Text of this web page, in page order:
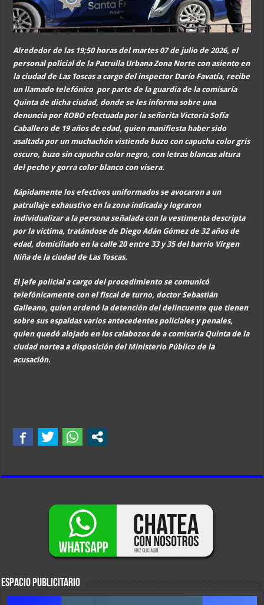
Alrededor de las 19;50 horas del martes 07 de julio de 2026, el
personal policial de la Patrulla Urbana Zona Norte con asiento en
la ciudad de Las Toscas a cargo del inspector Darío Favatía, recibe
un llamado telefónico por parte de la guardia de la comisaría
Quinta de dicha ciudad, donde se les informa sobre una
denuncia por ROBO efectuada por la señorita Victoria Sofía
Caballero de 19 años de edad, quien manifiesta haber sido
asaltada por un muchachón vistiendo buzo con capucha color gris
oscuro, buzo sin capucha color negro, con letras blancas altura
del pecho y gorra color blanco con visera.
Rápidamente los efectivos uniformados se avocaron a un
patrullaje exhaustivo en la zona indicada y lograron
individualizar a la persona señalada con la vestimenta descripta
por la víctima, tratándose de Diego Adán Gómez de 32 años de
edad, domiciliado en la calle 20 entre 33 y 35 del barrio Virgen
Niña de la ciudad de Las Toscas.
El jefe policial a cargo del procedimiento se comunicó
telefónicamente con el fiscal de turno, doctor Sebastián
Galleano, quien ordenó la detención del delincuente que tienen
sobre sus espaldas varios antecedentes policiales y penales,
quien quedó alojado en los calabozos de a comisaría Quinta de la
ciudad nortea a disposición del Ministerio Público de la
acusación.
ESPACIO PUBLICITARIO